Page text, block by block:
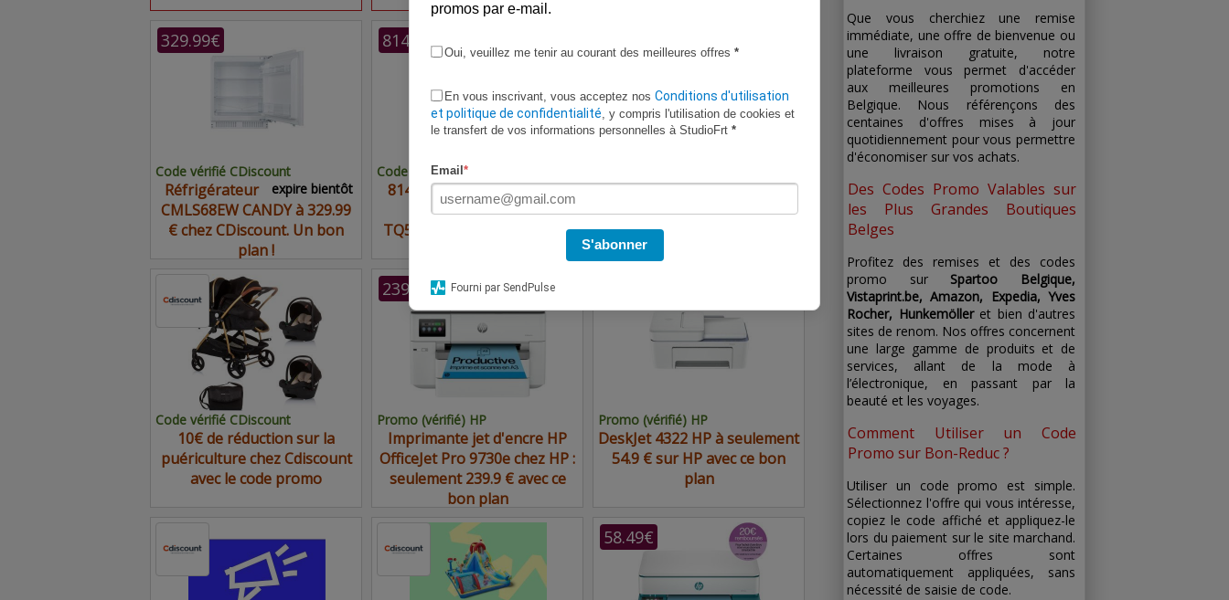
329.99€
Code vérifié CDiscount
expire bientôt
Réfrigérateur
CMLS68EW CANDY à 329.99
€ chez CDiscount. Un bon
plan !
814.00€
Code vérifié CDiscount
expire bientôt
814 € pour le
TV OLED SAMSUNG
TQ55S85FA, en promo chez
expire bientôt
Lave-linge
Samsung WF20DG8650BVU3
à seulement 908.99 € sur
CDiscount avec ce bon plan
Code vérifié CDiscount
10€ de réduction sur la
puériculture chez Cdiscount
avec le code promo
239.90€
Promo (vérifié) HP
Imprimante jet d'encre HP
OfficeJet Pro 9730e chez HP :
seulement 239.9 € avec ce
bon plan
Promo (vérifié) HP
DeskJet 4322 HP à seulement
54.9 € sur HP avec ce bon
plan
58.49€
Que vous cherchiez une remise
immédiate, une offre de bienvenue ou
une livraison gratuite, notre
plateforme vous permet d'accéder
aux meilleures promotions en
Belgique. Nous référençons des
centaines d'offres mises à jour
quotidiennement pour vous permettre
d'économiser sur vos achats.
Des Codes Promo Valables sur
les Plus Grandes Boutiques
Belges
Profitez des remises et des codes
promo sur Spartoo Belgique,
Vistaprint.be, Amazon, Expedia, Yves
Rocher, Hunkemölleret bien d'autres
sites de renom. Nos offres concernent
une large gamme de produits et de
services, allant de la mode à
l’électronique, en passant par la
beauté et les voyages.
Comment Utiliser un Code
Promo sur Bon-Reduc ?
Utiliser un code promo est simple.
Sélectionnez l'offre qui vous intéresse,
copiez le code affiché et appliquez-le
lors du paiement sur le site marchand.
Certaines offres sont
automatiquement appliquées, sans
nécessité de saisie de code.
promos par e-mail.
Oui, veuillez me tenir au courant des meilleures offres *
En vous inscrivant, vous acceptez nos Conditions d'utilisation
et politique de confidentialité, y compris l'utilisation de cookies et
le transfert de vos informations personnelles à StudioFrt *
Email *
S'abonner
Fourni par SendPulse